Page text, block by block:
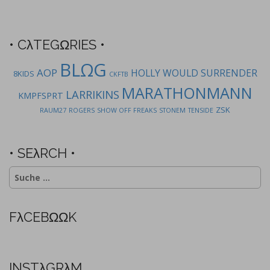
v
g
n
• CλTEGΩRIES •
8KIDS AOP BLΩG CKFTB HOLLY WOULD SURRENDER
KMPFSPRT LARRIKINS MARATHONMANN
RAUM27 ROGERS SHOW OFF FREAKS STONEM TENSIDE ZSK
• SEλRCH •
Suche
nach:
FλCEBΩΩK